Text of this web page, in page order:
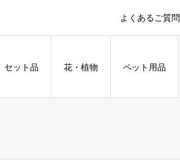
よくあるご質問
セット品 花・植物 ペット用品